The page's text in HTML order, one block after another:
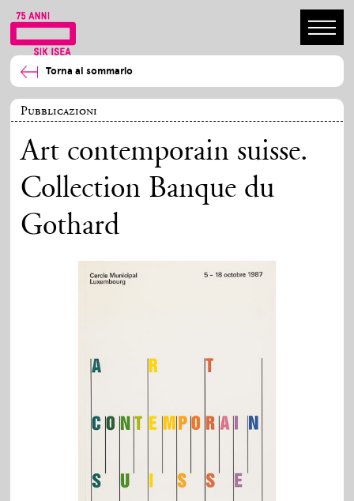
Torna al sommario
Pubblicazioni
Art contemporain suisse.
Collection Banque du
Gothard